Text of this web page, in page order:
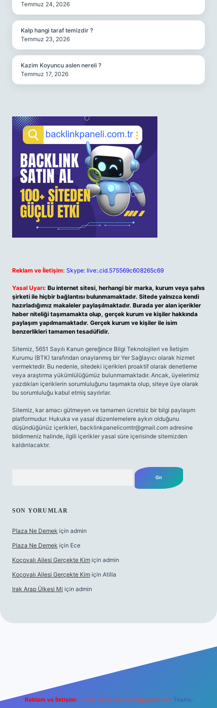
Temmuz 24, 2026
Kalp hangi taraf temizdir ?
Temmuz 23, 2026
Kazim Koyuncu aslen nereli ?
Temmuz 17, 2026
Reklam ve İletişim: Skype: live:.cid.575569c608265c69
Yasal Uyarı: Bu internet sitesi, herhangi bir marka, kurum veya şahıs
şirketi ile hiçbir bağlantısı bulunmamaktadır. Sitede yalnızca kendi
hazırladığımız makaleler paylaşılmaktadır. Burada yer alan içerikler
haber niteliği taşımamakta olup, gerçek kurum ve kişiler hakkında
paylaşım yapılmamaktadır. Gerçek kurum ve kişiler ile isim
benzerlikleri tamamen tesadüfidir.
Sitemiz, 5651 Sayılı Kanun gereğince Bilgi Teknolojileri ve İletişim
Kurumu (BTK) tarafından onaylanmış bir Yer Sağlayıcı olarak hizmet
vermektedir. Bu nedenle, sitedeki içerikleri proaktif olarak denetleme
veya araştırma yükümlülüğümüz bulunmamaktadır. Ancak, üyelerimiz
yazdıkları içeriklerin sorumluluğunu taşımakta olup, siteye üye olarak
bu sorumluluğu kabul etmiş sayılırlar.
Sitemiz, kar amacı gütmeyen ve tamamen ücretsiz bir bilgi paylaşım
platformudur. Hukuka ve yasal düzenlemelere aykırı olduğunu
düşündüğünüz içerikleri, backlinkpanelicomtr@gmail.com adresine
bildirmeniz halinde, ilgili içerikler yasal süre içerisinde sitemizden
kaldırılacaktır.
SON YORUMLAR
Plaza Ne Demek için admin
Plaza Ne Demek için Ece
Koçovalı Ailesi Gerçekte Kim için admin
Koçovalı Ailesi Gerçekte Kim için Atilla
Irak Arap Ülkesi Mi için admin
Reklam ve İletişim: E-mail: backlinkpaneli@gmail.com Teams: